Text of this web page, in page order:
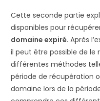
Cette seconde partie
disponibles pour
domaine expiré. Après
il peut être possible de le
différentes méthodes
période de récupération
domaine lors de la